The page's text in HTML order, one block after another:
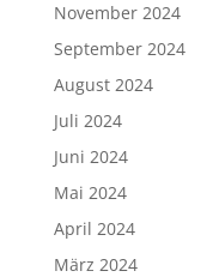
November 2024
September 2024
August 2024
Juli 2024
Juni 2024
Mai 2024
April 2024
März 2024